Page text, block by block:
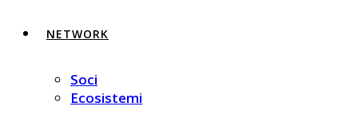
NETWORK
Soci
Ecosistemi